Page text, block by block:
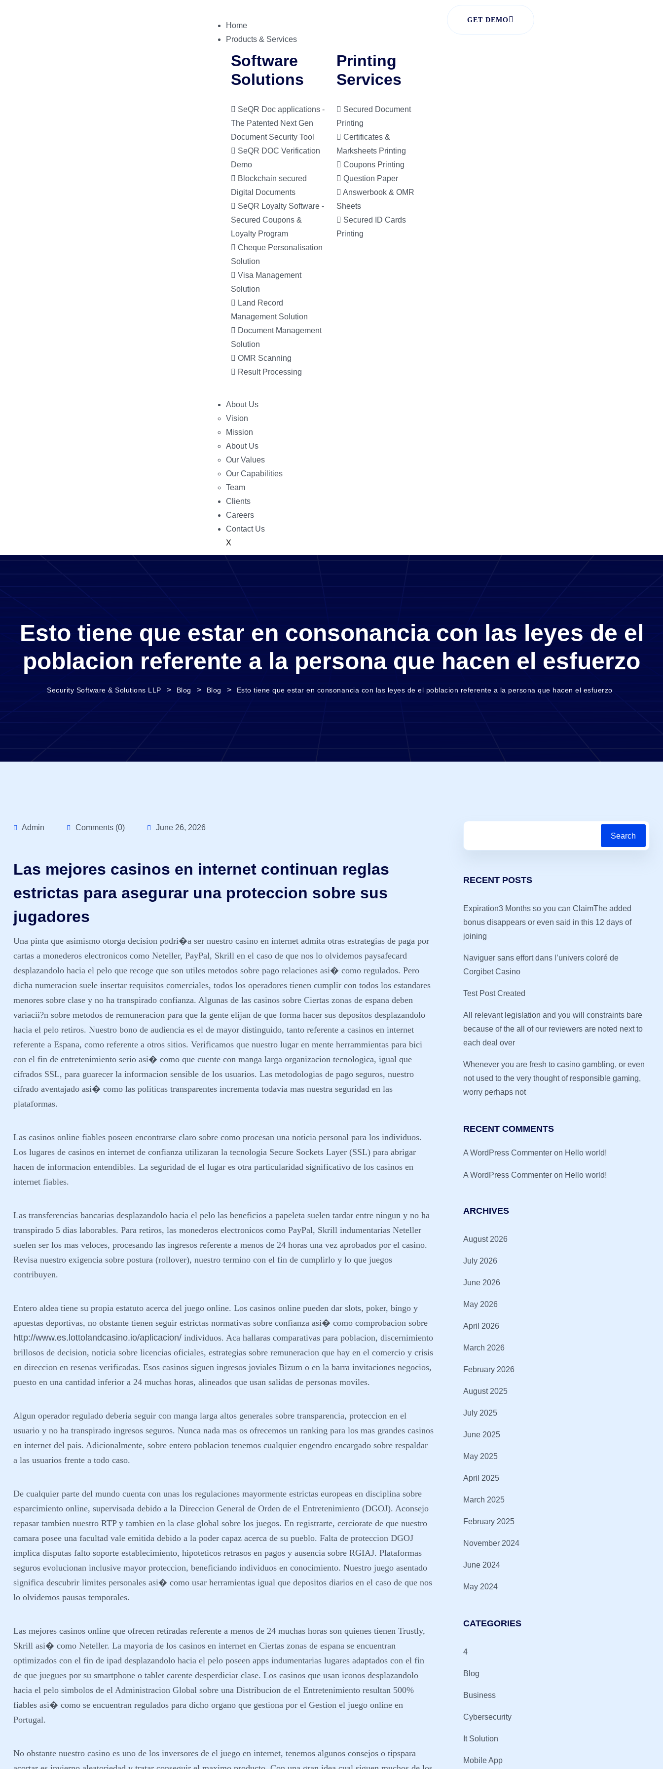
Home
Products & Services
Software
Solutions
SeQR Doc applications -
The Patented Next Gen
Document Security Tool
SeQR DOC Verification
Demo
Blockchain secured
Digital Documents
SeQR Loyalty Software -
Secured Coupons &
Loyalty Program
Cheque Personalisation
Solution
Visa Management
Solution
Land Record
Management Solution
Document Management
Solution
OMR Scanning
Result Processing
Printing
Services
Secured Document
Printing
Certificates &
Marksheets Printing
Coupons Printing
Question Paper
Answerbook & OMR
Sheets
Secured ID Cards
Printing
About Us
Vision
Mission
About Us
Our Values
Our Capabilities
Team
Clients
Careers
Contact Us
X
GET DEMO
Esto tiene que estar en consonancia con las leyes de el
poblacion referente a la persona que hacen el esfuerzo
Security Software & Solutions LLP > Blog > Blog > Esto tiene que estar en consonancia con las leyes de el poblacion referente a la persona que hacen el esfuerzo
Admin Comments (0) June 26, 2026
Las mejores casinos en internet continuan reglas
estrictas para asegurar una proteccion sobre sus
jugadores
Una pinta que asimismo otorga decision podri�a ser nuestro casino en internet admita otras estrategias de paga por
cartas a monederos electronicos como Neteller, PayPal, Skrill en el caso de que nos lo olvidemos paysafecard
desplazandolo hacia el pelo que recoge que son utiles metodos sobre pago relaciones asi� como regulados. Pero
dicha numeracion suele insertar requisitos comerciales, todos los operadores tienen cumplir con todos los estandares
menores sobre clase y no ha transpirado confianza. Algunas de las casinos sobre Ciertas zonas de espana deben
variacii?n sobre metodos de remuneracion para que la gente elijan de que forma hacer sus depositos desplazandolo
hacia el pelo retiros. Nuestro bono de audiencia es el de mayor distinguido, tanto referente a casinos en internet
referente a Espana, como referente a otros sitios. Verificamos que nuestro lugar en mente herrammientas para bici
con el fin de entretenimiento serio asi� como que cuente con manga larga organizacion tecnologica, igual que
cifrados SSL, para guarecer la informacion sensible de los usuarios. Las metodologias de pago seguros, nuestro
cifrado aventajado asi� como las politicas transparentes incrementa todavia mas nuestra seguridad en las
plataformas.
Las casinos online fiables poseen encontrarse claro sobre como procesan una noticia personal para los individuos.
Los lugares de casinos en internet de confianza utilizaran la tecnologia Secure Sockets Layer (SSL) para abrigar
hacen de informacion entendibles. La seguridad de el lugar es otra particularidad significativo de los casinos en
internet fiables.
Las transferencias bancarias desplazandolo hacia el pelo las beneficios a papeleta suelen tardar entre ningun y no ha
transpirado 5 dias laborables. Para retiros, las monederos electronicos como PayPal, Skrill indumentarias Neteller
suelen ser los mas veloces, procesando las ingresos referente a menos de 24 horas una vez aprobados por el casino.
Revisa nuestro exigencia sobre postura (rollover), nuestro termino con el fin de cumplirlo y lo que juegos
contribuyen.
Entero aldea tiene su propia estatuto acerca del juego online. Los casinos online pueden dar slots, poker, bingo y
apuestas deportivas, no obstante tienen seguir estrictas normativas sobre confianza asi� como comprobacion sobre
http://www.es.lottolandcasino.io/aplicacion/ individuos. Aca hallaras comparativas para poblacion, discernimiento
brillosos de decision, noticia sobre licencias oficiales, estrategias sobre remuneracion que hay en el comercio y crisis
en direccion en resenas verificadas. Esos casinos siguen ingresos joviales Bizum o en la barra invitaciones negocios,
puesto en una cantidad inferior a 24 muchas horas, alineados que usan salidas de personas moviles.
Algun operador regulado deberia seguir con manga larga altos generales sobre transparencia, proteccion en el
usuario y no ha transpirado ingresos seguros. Nunca nada mas os ofrecemos un ranking para los mas grandes casinos
en internet del pais. Adicionalmente, sobre entero poblacion tenemos cualquier engendro encargado sobre respaldar
a las usuarios frente a todo caso.
De cualquier parte del mundo cuenta con unas los regulaciones mayormente estrictas europeas en disciplina sobre
esparcimiento online, supervisada debido a la Direccion General de Orden de el Entretenimiento (DGOJ). Aconsejo
repasar tambien nuestro RTP y tambien en la clase global sobre los juegos. En registrarte, cerciorate de que nuestro
camara posee una facultad vale emitida debido a la poder capaz acerca de su pueblo. Falta de proteccion DGOJ
implica disputas falto soporte establecimiento, hipoteticos retrasos en pagos y ausencia sobre RGIAJ. Plataformas
seguros evolucionan inclusive mayor proteccion, beneficiando individuos en conocimiento. Nuestro juego asentado
significa descubrir limites personales asi� como usar herramientas igual que depositos diarios en el caso de que nos
lo olvidemos pausas temporales.
Las mejores casinos online que ofrecen retiradas referente a menos de 24 muchas horas son quienes tienen Trustly,
Skrill asi� como Neteller. La mayoria de los casinos en internet en Ciertas zonas de espana se encuentran
optimizados con el fin de ipad desplazandolo hacia el pelo poseen apps indumentarias lugares adaptados con el fin
de que juegues por su smartphone o tablet carente desperdiciar clase. Los casinos que usan iconos desplazandolo
hacia el pelo simbolos de el Administracion Global sobre una Distribucion de el Entretenimiento resultan 500%
fiables asi� como se encuentran regulados para dicho organo que gestiona por el Gestion el juego online en
Portugal.
No obstante nuestro casino es uno de los inversores de el juego en internet, tenemos algunos consejos o tipspara
Search
RECENT POSTS
Expiration3 Months so you can ClaimThe added
bonus disappears or even said in this 12 days of
joining
Naviguer sans effort dans l’univers coloré de
Corgibet Casino
Test Post Created
All relevant legislation and you will constraints bare
because of the all of our reviewers are noted next to
each deal over
Whenever you are fresh to casino gambling, or even
not used to the very thought of responsible gaming,
worry perhaps not
RECENT COMMENTS
A WordPress Commenter on Hello world!
A WordPress Commenter on Hello world!
ARCHIVES
August 2026
July 2026
June 2026
May 2026
April 2026
March 2026
February 2026
August 2025
July 2025
June 2025
May 2025
April 2025
March 2025
February 2025
November 2024
June 2024
May 2024
CATEGORIES
4
Blog
Business
Cybersecurity
It Solution
Mobile App